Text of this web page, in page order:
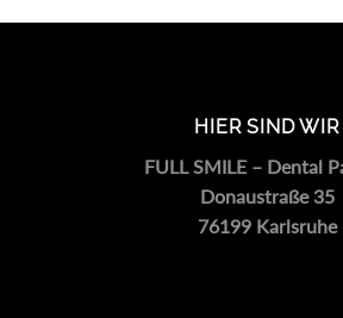
HIER SIND WIR
FULL SMILE – Dental
Donaustraße 35
76199 Karlsruhe